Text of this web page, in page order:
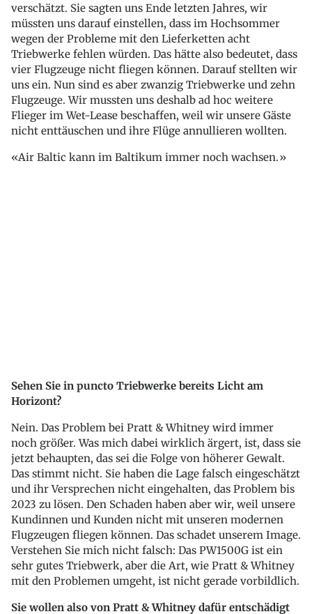
verschätzt. Sie sagten uns Ende letzten Jahres, wir
müssten uns darauf einstellen, dass im Hochsommer
wegen der Probleme mit den Lieferketten acht
Triebwerke fehlen würden. Das hätte also bedeutet, dass
vier Flugzeuge nicht fliegen können. Darauf stellten wir
uns ein. Nun sind es aber zwanzig Triebwerke und zehn
Flugzeuge. Wir mussten uns deshalb ad hoc weitere
Flieger im Wet-Lease beschaffen, weil wir unsere Gäste
nicht enttäuschen und ihre Flüge annullieren wollten.
Air Baltic kann im Baltikum immer noch wachsen.
Sehen Sie in puncto Triebwerke bereits Licht am
Horizont?
Nein. Das Problem bei Pratt & Whitney wird immer
noch größer. Was mich dabei wirklich ärgert, ist, dass sie
jetzt behaupten, das sei die Folge von höherer Gewalt.
Das stimmt nicht. Sie haben die Lage falsch eingeschätzt
und ihr Versprechen nicht eingehalten, das Problem bis
2023 zu lösen. Den Schaden haben aber wir, weil unsere
Kundinnen und Kunden nicht mit unseren modernen
Flugzeugen fliegen können. Das schadet unserem Image.
Verstehen Sie mich nicht falsch: Das PW1500G ist ein
sehr gutes Triebwerk, aber die Art, wie Pratt & Whitney
mit den Problemen umgeht, ist nicht gerade vorbildlich.
Sie wollen also von Pratt & Whitney dafür entschädigt